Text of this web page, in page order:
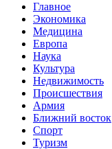
Главное
Экономика
Медицина
Европа
Наука
Культура
Недвижимость
Происшествия
Армия
Ближний восток
Спорт
Туризм